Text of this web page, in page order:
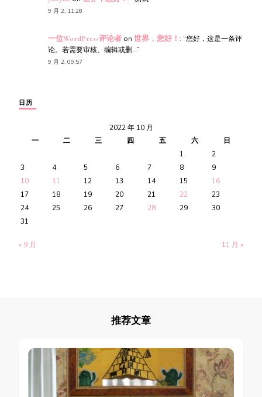
9 月 2, 11:28
一位WordPress评论者 on 世界，您好！ : “您好，这是一条评
论。若需要审核、编辑或删…”
9 月 2, 09:57
日历
2022 年 10 月
一
二 三 四 五 六
日
1
2
3
4 5 6 7 8
9
10
11 12 13 14 15
16
17
18 19 20 21 22
23
24
25 26 27 28 29
30
31
« 9 月 11 月 »
推荐文章